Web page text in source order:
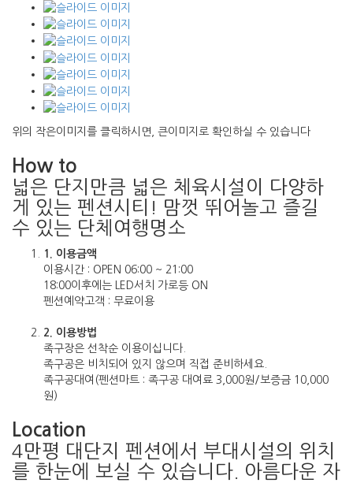
위의 작은이미지를 클릭하시면, 큰이미지로 확인하실 수 있습니다
How to
넓은 단지만큼 넓은 체육시설이 다양하
게 있는 펜션시티! 맘껏 뛰어놀고 즐길
수 있는 단체여행명소
1. 이용금액
이용시간 : OPEN 06:00 ~ 21:00
18:00이후에는 LED서치 가로등 ON
펜션예약고객 : 무료이용
2. 이용방법
족구장은 선착순 이용이십니다.
족구공은 비치되어 있지 않으며 직접 준비하세요.
족구공대여(펜션마트 : 족구공 대여료 3,000원/보증금 10,000
원)
Location
4만평 대단지 펜션에서 부대시설의 위치
를 한눈에 보실 수 있습니다. 아름다운 자